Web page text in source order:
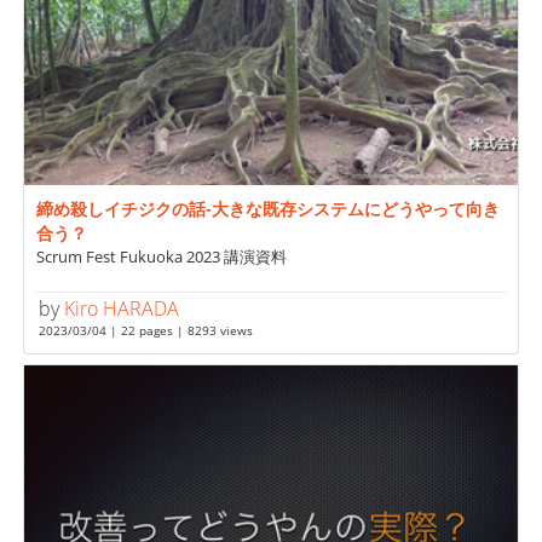
締め殺しイチジクの話-大きな既存システムにどうやって向き
合う？
Scrum Fest Fukuoka 2023 講演資料
byKiro HARADA
2023/03/04 | 22 pages | 8293 views